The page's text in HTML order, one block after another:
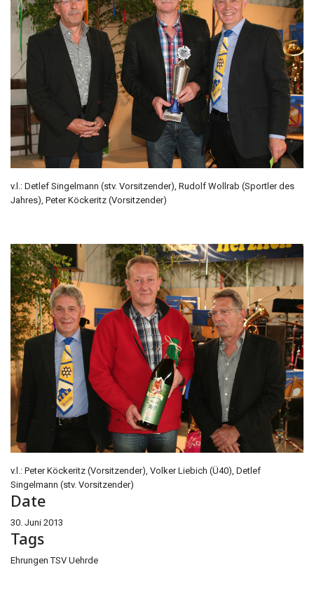
v.l.: Detlef Singelmann (stv. Vorsitzender), Rudolf Wollrab (Sportler des
Jahres), Peter Köckeritz (Vorsitzender)
v.l.: Peter Köckeritz (Vorsitzender), Volker Liebich (Ü40), Detlef
Singelmann (stv. Vorsitzender)
Date
30. Juni 2013
Tags
Ehrungen TSV Uehrde